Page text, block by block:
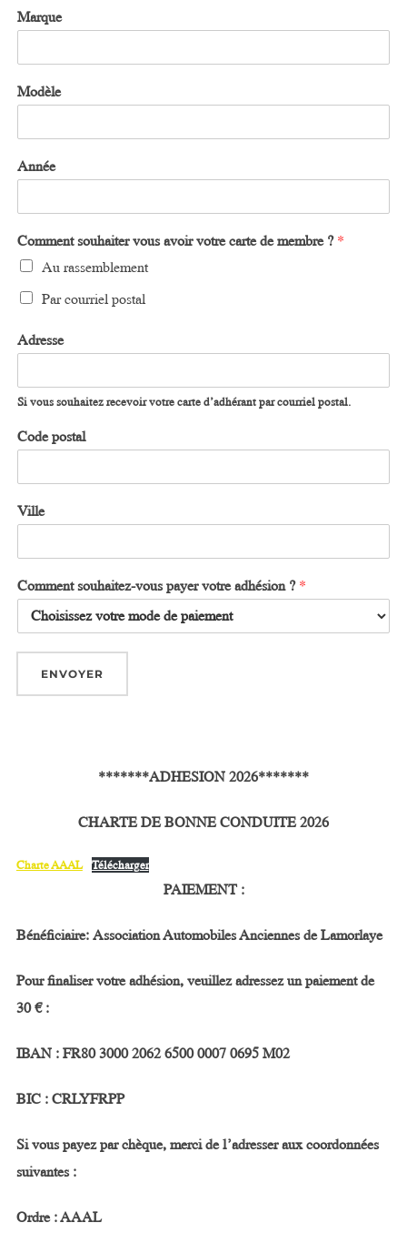
Marque
Modèle
Année
Comment souhaiter vous avoir votre carte de membre ? *
Au rassemblement
Par courriel postal
Adresse
Si vous souhaitez recevoir votre carte d’adhérant par courriel postal.
Code postal
Ville
Comment souhaitez-vous payer votre adhésion ? *
ENVOYER
*******ADHESION 2026*******
CHARTE DE BONNE CONDUITE 2026
Charte AAAL Télécharger
PAIEMENT :
Bénéficiaire: Association Automobiles Anciennes de Lamorlaye
Pour finaliser votre adhésion, veuillez adressez un paiement de
30€:
IBAN : FR80 3000 2062 6500 0007 0695 M02
BIC : CRLYFRPP
Si vous payez par chèque, merci de l’adresser aux coordonnées
suivantes :
Ordre : AAAL